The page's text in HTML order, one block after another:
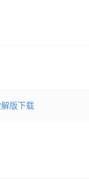
版下载